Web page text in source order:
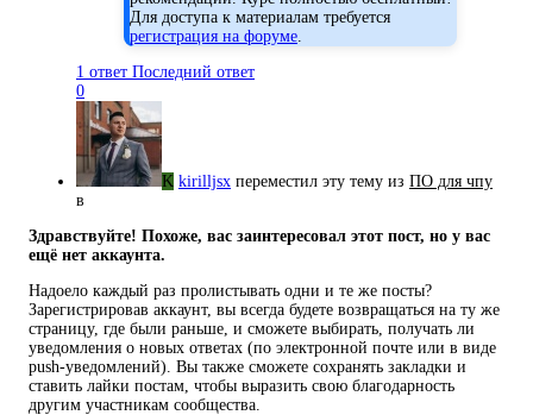
Для доступа к материалам требуется
регистрация на форуме
1 ответ Последний ответ
0
K kirilljsx переместил эту тему из ПO для чпу
в
Здравствуйте! Похоже, вас заинтересовал этот пост, но у вас
ещё нет аккаунта.
Надоело каждый раз пролистывать одни и те же посты?
Зарегистрировав аккаунт, вы всегда будете возвращаться на ту же
страницу, где были раньше, и сможете выбирать, получать ли
уведомления о новых ответах (по электронной почте или в виде
push-уведомлений). Вы также сможете сохранять закладки и
ставить лайки постам, чтобы выразить свою благодарность
другим участникам сообщества.